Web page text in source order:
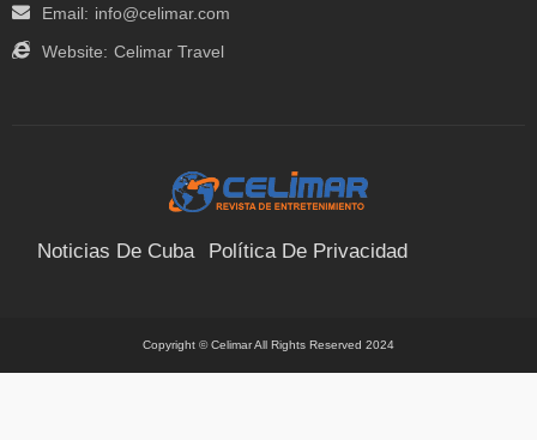
Email: info@celimar.com
Website: Celimar Travel
Noticias De Cuba Política De Privacidad
Copyright © Celimar All Rights Reserved 2024